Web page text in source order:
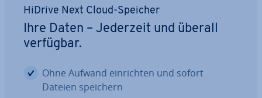
HiDrive Next Cloud-Speicher
Ihre Daten – Jederzeit und überall
verfügbar.
Ohne Aufwand ein­rich­ten und sofort
Dateien speichern